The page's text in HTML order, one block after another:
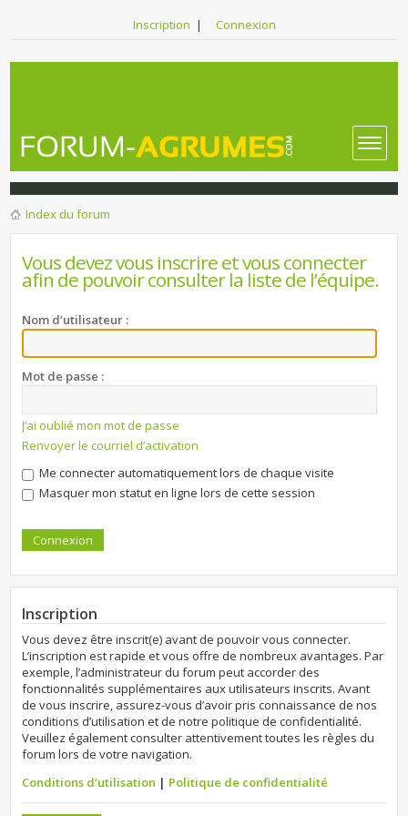
Inscription | Connexion
Index du forum
Vous devez vous inscrire et vous connecter
afin de pouvoir consulter la liste de l’équipe.
Nom d’utilisateur :
Mot de passe :
J’ai oublié mon mot de passe
Renvoyer le courriel d’activation
Me connecter automatiquement lors de chaque visite
Masquer mon statut en ligne lors de cette session
Inscription
Vous devez être inscrit(e) avant de pouvoir vous connecter.
L’inscription est rapide et vous offre de nombreux avantages. Par
exemple, l’administrateur du forum peut accorder des
fonctionnalités supplémentaires aux utilisateurs inscrits. Avant
de vous inscrire, assurez-vous d’avoir pris connaissance de nos
conditions d’utilisation et de notre politique de confidentialité.
Veuillez également consulter attentivement toutes les règles du
forum lors de votre navigation.
Conditions d’utilisation | Politique de confidentialité